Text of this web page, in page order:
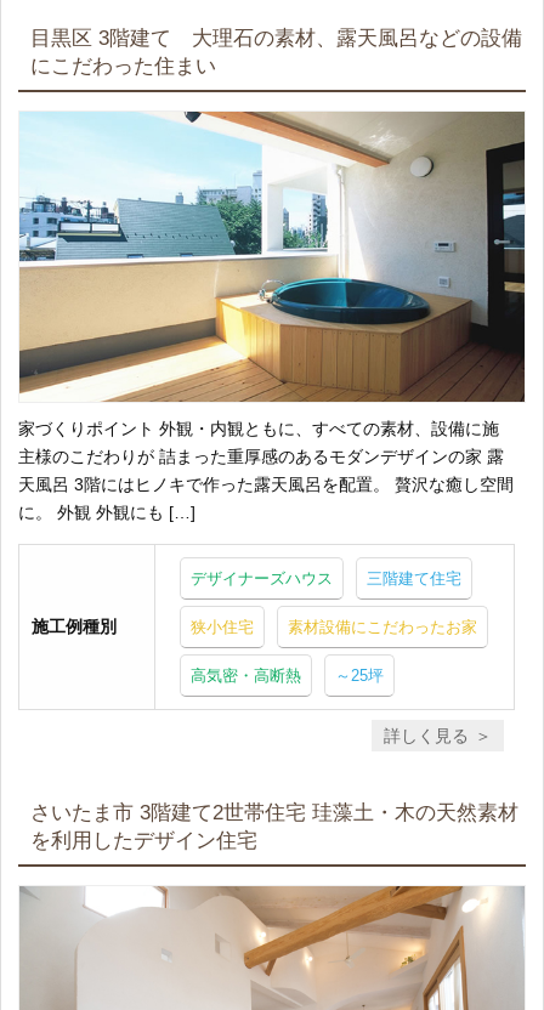
目黒区 3階建て 大理石の素材、露天風呂などの設備
にこだわった住まい
家づくりポイント 外観・内観ともに、すべての素材、設備に施
主様のこだわりが 詰まった重厚感のあるモダンデザインの家 露
天風呂 3階にはヒノキで作った露天風呂を配置。 贅沢な癒し空間
に。 外観 外観にも […]
施工例種別
デザイナーズハウス 三階建て住宅
狭小住宅 素材設備にこだわったお家
高気密・高断熱 ～25坪
詳しく見る
さいたま市 3階建て2世帯住宅 珪藻土・木の天然素材
を利用したデザイン住宅